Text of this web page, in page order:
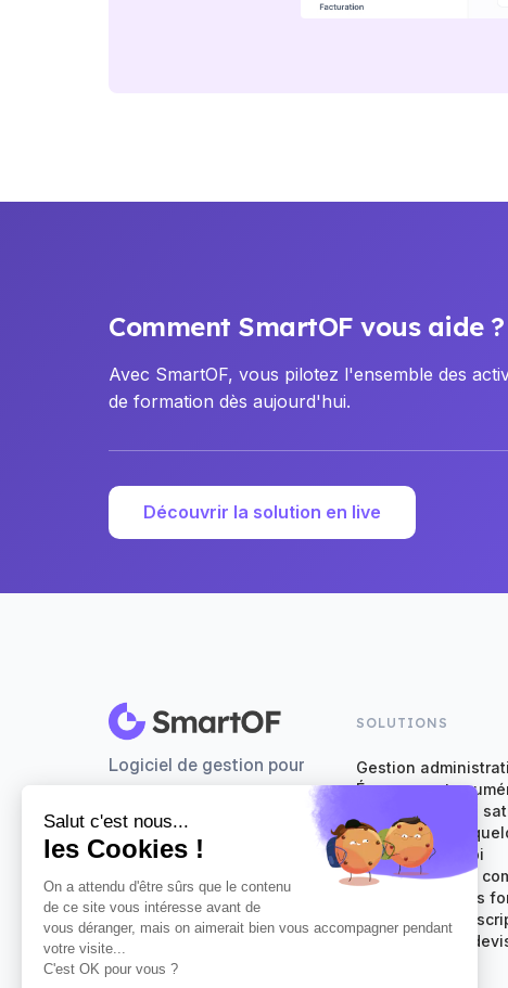
Comment SmartOF vous aide ?
Avec SmartOF, vous pilotez l'ensemble des
de formation dès aujourd'hui.
Découvrir la solution en live
Logiciel de gestion pour
organismes de formation
La certification qualité a été
SOLUTIONS
Gestion
Émargements
Évaluation de la
Facturation en
Logiciel Qualiopi
CRM et pilotage
Planification des
Formulaires
Générateur de